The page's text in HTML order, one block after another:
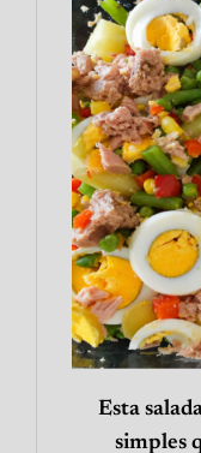
Esta
simples